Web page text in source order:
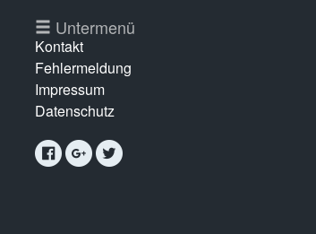
Untermenü
Kontakt
Fehlermeldung
Impressum
Datenschutz